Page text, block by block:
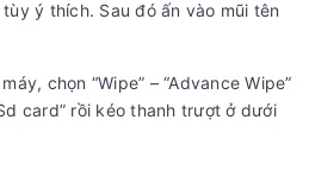
tùy ý thích. Sau đó ấn vào mũi tên
chọn “Wipe” – “Advance Wipe”
card” rồi kéo thanh trượt ở dưới